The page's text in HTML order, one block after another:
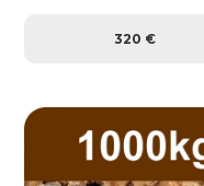
320 €